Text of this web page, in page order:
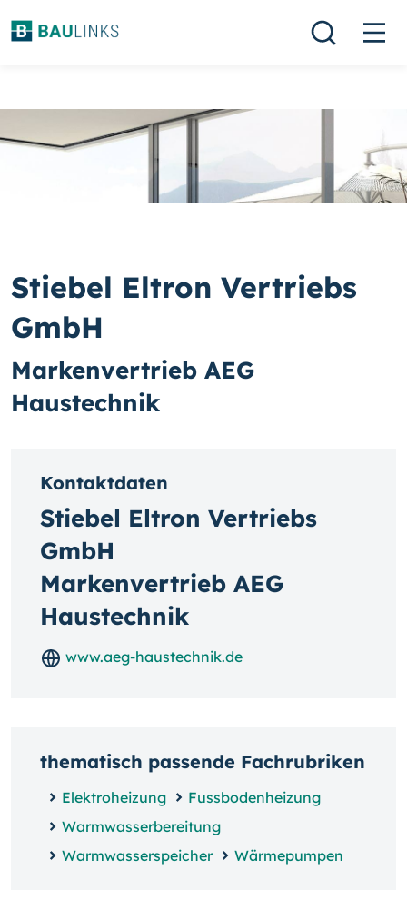
Stiebel Eltron Vertriebs
GmbH
Markenvertrieb AEG
Haustechnik
Kontaktdaten
Stiebel Eltron Vertriebs
GmbH
Markenvertrieb AEG
Haustechnik
www.aeg-haustechnik.de
thematisch passende Fachrubriken
Elektroheizung
Fussbodenheizung
Warmwasserbereitung
Warmwasserspeicher
Wärmepumpen